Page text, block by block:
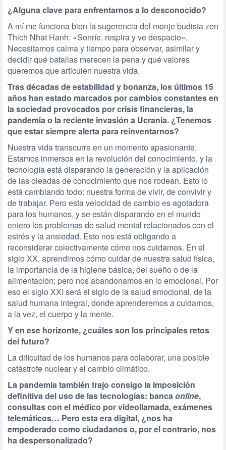
¿Alguna clave para enfrentarnos a lo desconocido?
A mí me funciona bien la sugerencia del monje budista zen
Thich Nhat Hanh: «Sonríe, respira y ve despacio».
Necesitamos calma y tiempo para observar, asimilar y
decidir qué batallas merecen la pena y qué valores
queremos que articulen nuestra vida.
Tras décadas de estabilidad y bonanza, los últimos 15
años han estado marcados por cambios constantes en
la sociedad provocados por crisis financieras, la
pandemia o la reciente invasión a Ucrania. ¿Tenemos
que estar siempre alerta para reinventarnos?
Nuestra vida transcurre en un momento apasionante.
Estamos inmersos en la revolución del conocimiento, y la
tecnología está disparando la generación y la aplicación
de las oleadas de conocimiento que nos rodean. Esto lo
está cambiando todo: nuestra forma de vivir, de convivir y
de trabajar. Pero esta velocidad de cambio es agotadora
para los humanos, y se están disparando en el mundo
entero los problemas de salud mental relacionados con el
estrés y la ansiedad. Esto nos está obligando a
reconsiderar colectivamente cómo nos cuidamos. En el
siglo XX, aprendimos cómo cuidar de nuestra salud física,
la importancia de la higiene básica, del sueño o de la
alimentación; pero nos abandonamos en lo emocional. Por
eso el siglo XXI será el siglo de la salud emocional, de la
salud humana integral, donde aprenderemos a cuidarnos,
a la vez, el cuerpo y la mente.
Y en ese horizonte, ¿cuáles son los principales retos
del futuro?
La dificultad de los humanos para colaborar, una posible
catástrofe nuclear y el cambio climático.
La pandemia también trajo consigo la imposición
definitiva del uso de las tecnologías: bancaonline,
consultas con el médico por videollamada, exámenes
telemáticos… Pero esta era digital, ¿nos ha
empoderado como ciudadanos o, por el contrario, nos
ha despersonalizado?